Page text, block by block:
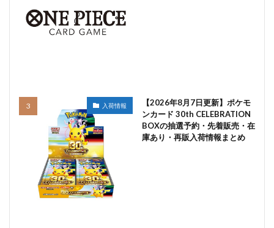
入荷情報
【2026年8月7日更新】ポケモ
ンカード 30th CELEBRATION
BOXの抽選予約・先着販売・在
庫あり・再販入荷情報まとめ